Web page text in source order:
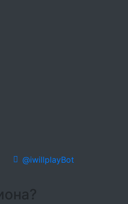
@iwillplayBot